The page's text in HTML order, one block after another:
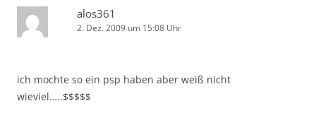
alos361
2. Dez. 2009 um 15:08 Uhr
ich mochte so ein psp haben aber weiß nicht
wieviel…..$$$$$